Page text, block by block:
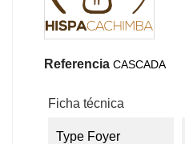
Referencia CASCADA
Ficha técnica
Type Foyer